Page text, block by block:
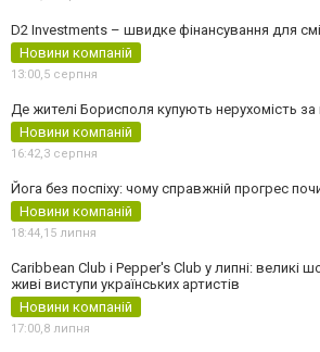
D2 Investments – швидке фінансування для
Новини компаній
13:00,5 серпня
Де жителі Борисполя купують нерухомість
Новини компаній
16:42,3 серпня
Йога без поспіху: чому справжній прогрес
Новини компаній
18:44,15 липня
Caribbean Club і Pepper's Club у липні: великі
живі виступи українських артистів
Новини компаній
17:00,8 липня